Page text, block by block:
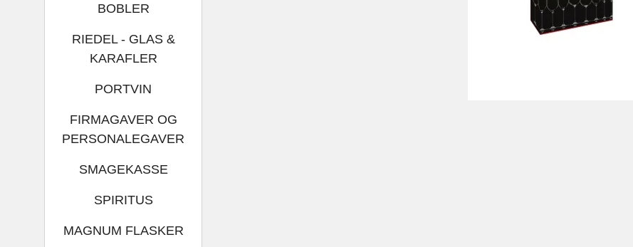
BOBLER
RIEDEL - GLAS &
KARAFLER
PORTVIN
FIRMAGAVER OG
PERSONALEGAVER
SMAGEKASSE
SPIRITUS
MAGNUM FLASKER